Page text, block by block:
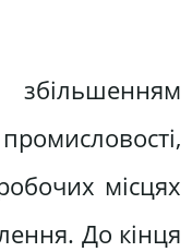
місцях
До кінця